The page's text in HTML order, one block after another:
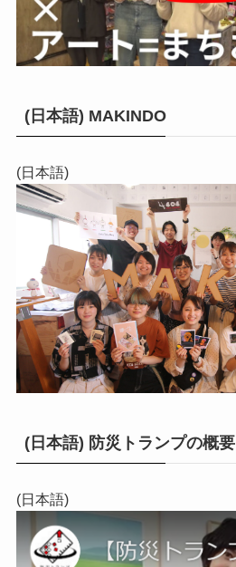
(日本語) MAKINDO
(日本語)
(日本語) 防災トランプの概要
(日本語)